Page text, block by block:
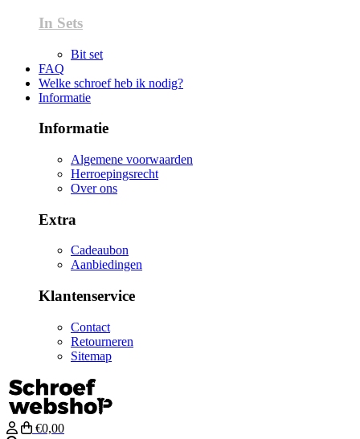
In Sets
Bit set
FAQ
Welke schroef heb ik nodig?
Informatie
Informatie
Algemene voorwaarden
Herroepingsrecht
Over ons
Extra
Cadeaubon
Aanbiedingen
Klantenservice
Contact
Retourneren
Sitemap
€0,00